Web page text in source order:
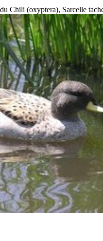
Chili (oxyptera), Sarcelle